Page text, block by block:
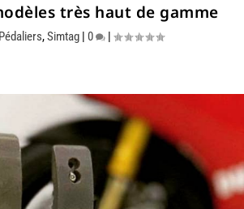
très haut de gamme
Pédaliers,Simtag |0 |